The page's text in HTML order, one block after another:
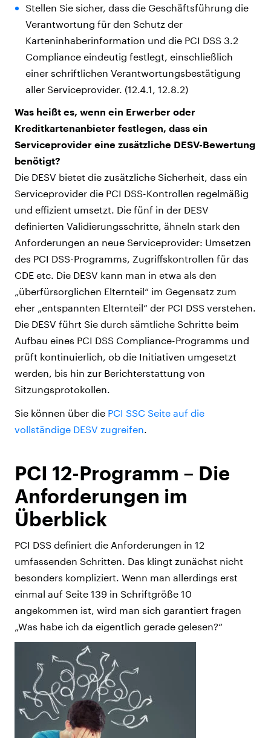
Stellen Sie sicher, dass die Geschäftsführung die
Verantwortung für den Schutz der
Karteninhaberinformation und die PCI DSS 3.2
Compliance eindeutig festlegt, einschließlich
einer schriftlichen Verantwortungsbestätigung
aller Serviceprovider. (12.4.1, 12.8.2)
Was heißt es, wenn ein Erwerber oder
Kreditkartenanbieter festlegen, dass ein
Serviceprovider eine zusätzliche DESV-Bewertung
benötigt?
Die DESV bietet die zusätzliche Sicherheit, dass ein
Serviceprovider die PCI DSS-Kontrollen regelmäßig
und effizient umsetzt. Die fünf in der DESV
definierten Validierungsschritte, ähneln stark den
Anforderungen an neue Serviceprovider: Umsetzen
des PCI DSS-Programms, Zugriffskontrollen für das
CDE etc. Die DESV kann man in etwa als den
„überfürsorglichen Elternteil“ im Gegensatz zum
eher „entspannten Elternteil“ der PCI DSS verstehen.
Die DESV führt Sie durch sämtliche Schritte beim
Aufbau eines PCI DSS Compliance-Programms und
prüft kontinuierlich, ob die Initiativen umgesetzt
werden, bis hin zur Berichterstattung von
Sitzungsprotokollen.
Sie können über die PCI SSC Seite auf die
vollständige DESV zugreifen.
PCI 12-Programm – Die
Anforderungen im
Überblick
PCI DSS definiert die Anforderungen in 12
umfassenden Schritten. Das klingt zunächst nicht
besonders kompliziert. Wenn man allerdings erst
einmal auf Seite 139 in Schriftgröße 10
angekommen ist, wird man sich garantiert fragen
„Was habe ich da eigentlich gerade gelesen?“